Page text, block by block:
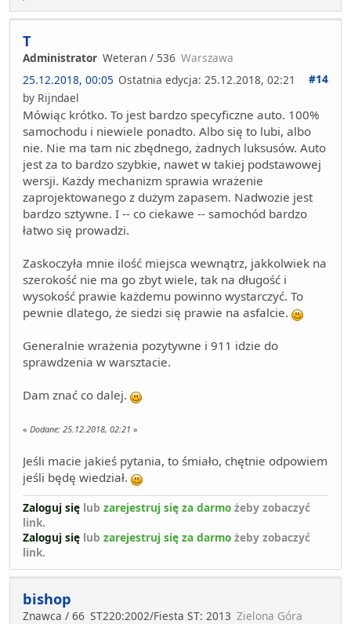
T
Administrator Weteran / 536 Warszawa
25.12.2018, 00:05
#14
Ostatnia edycja: 25.12.2018, 02:21
by Rijndael
Mówiąc krótko. To jest bardzo specyficzne auto. 100%
samochodu i niewiele ponadto. Albo się to lubi, albo
nie. Nie ma tam nic zbędnego, żadnych luksusów. Auto
jest za to bardzo szybkie, nawet w takiej podstawowej
wersji. Każdy mechanizm sprawia wrażenie
zaprojektowanego z dużym zapasem. Nadwozie jest
bardzo sztywne. I -- co ciekawe -- samochód bardzo
łatwo się prowadzi.
Zaskoczyła mnie ilość miejsca wewnątrz, jakkolwiek na
szerokość nie ma go zbyt wiele, tak na długość i
wysokość prawie każdemu powinno wystarczyć. To
pewnie dlatego, że siedzi się prawie na asfalcie.
Generalnie wrażenia pozytywne i 911 idzie do
sprawdzenia w warsztacie.
Dam znać co dalej.
« Dodane: 25.12.2018, 02:21 »
Jeśli macie jakieś pytania, to śmiało, chętnie odpowiem
jeśli będę wiedział.
Zaloguj się lub zarejestruj się za darmo żeby zobaczyć
link.
Zaloguj się lub zarejestruj się za darmo żeby zobaczyć
link.
bishop
Znawca / 66 ST220:2002/Fiesta ST: 2013 Zielona Góra